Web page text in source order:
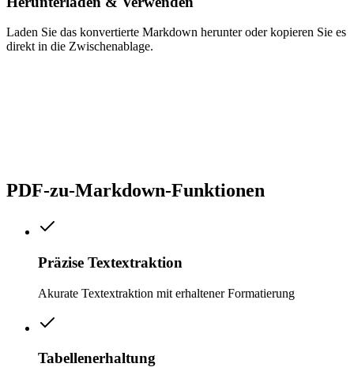
Laden Sie das konvertierte Markdown herunter oder kopieren Sie es
direkt in die Zwischenablage.
PDF-zu-Markdown-Funktionen
Präzise Textextraktion
Akurate Textextraktion mit erhaltener Formatierung
Tabellenerhaltung